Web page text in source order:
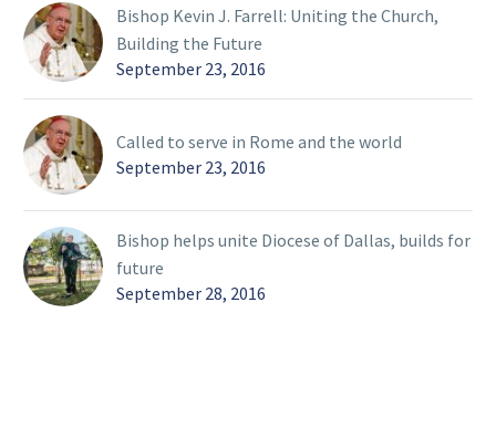
Bishop Kevin J. Farrell: Uniting the Church,
Building the Future
September 23, 2016
Called to serve in Rome and the world
September 23, 2016
Bishop helps unite Diocese of Dallas, builds for
future
September 28, 2016